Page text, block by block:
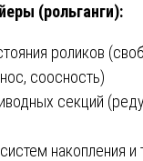
(рольганги):
роликов
соосность)
секций
накопления